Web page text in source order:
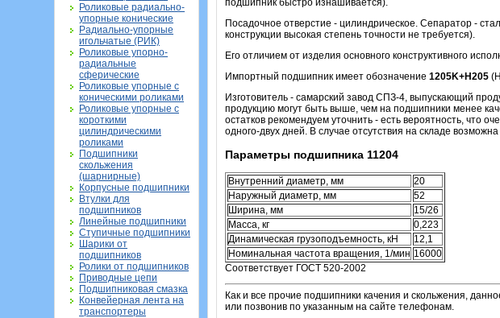
Роликовые радиально-
упорные конические
Радиально-упорные
игольчатые (РИК)
Роликовые упорно-
радиальные
сферические
Роликовые упорные с
коническими роликами
Роликовые упорные с
короткими
цилиндрическими
роликами
Подшипники
скольжения
(шарнирные)
Корпусные подшипники
Втулки для
подшипников
Линейные подшипники
Ступичные подшипники
Шарики от
подшипников
Ролики от подшипников
Приводные цепи
Подшипниковая смазка
Конвейерная лента на
транспортеры
подшипник быстро изнашивается).
Посадочное отверстие - цилиндрическое. Сепаратор -
конструкции высокая степень точности не требуется).
Его отличием от изделия основного конструктивного
Импортный подшипник имеет обозначение 1205K+Н205
Изготовитель - самарский завод СПЗ-4, выпускающий
продукцию могут быть выше, чем на подшипники менее
остатков рекомендуем уточнить - есть вероятность, что
одного-двух дней. В случае отсутствия на складе
Параметры подшипника 11204
Внутренний диаметр, мм
20
Наружный диаметр, мм
52
Ширина, мм
15/26
Масса, кг
0,223
Динамическая грузоподъемность, кН
12,1
Номинальная частота вращения, 1/мин 16000
Соответствует ГОСТ 520-2002
Как и все прочие подшипники качения и скольжения,
или позвонив по указанным на сайте телефонам.